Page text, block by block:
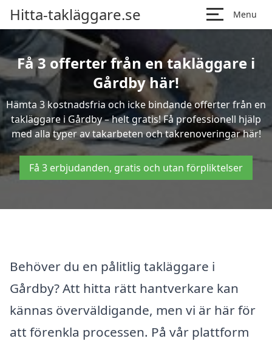
Hitta-takläggare.se Menu
Få 3 offerter från en takläggare i
Gårdby här!
Hämta 3 kostnadsfria och icke bindande offerter från en
takläggare i Gårdby – helt gratis! Få professionell hjälp
med alla typer av takarbeten och takrenoveringar här!
Få 3 erbjudanden, gratis och utan förpliktelser
Behöver du en pålitlig takläggare i
Gårdby? Att hitta rätt hantverkare kan
kännas överväldigande, men vi är här för
att förenkla processen. På vår plattform